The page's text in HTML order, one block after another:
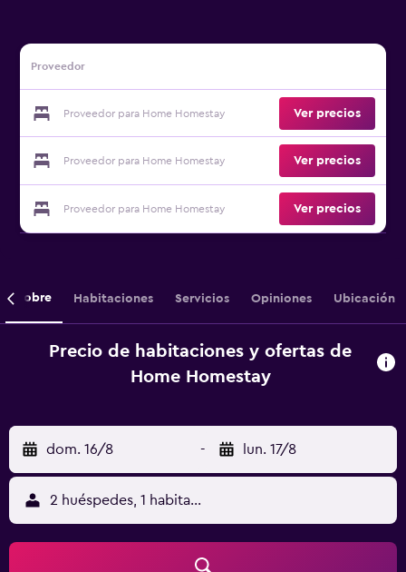
Proveedor
Proveedor para Home Homestay Ver precios
Proveedor para Home Homestay Ver precios
Proveedor para Home Homestay Ver precios
Sobre Habitaciones Servicios Opiniones Ubicación
Precio de habitaciones y ofertas de
Home Homestay
dom. 16/8 - lun. 17/8
2 huéspedes, 1 habitación